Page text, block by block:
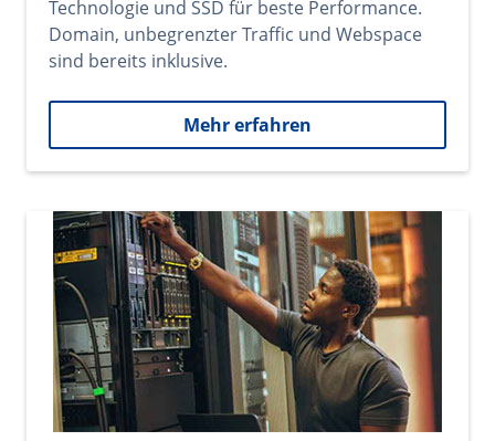
Technologie und SSD für beste Performance.
Domain, unbegrenzter Traffic und Webspace
sind bereits inklusive.
Mehr erfahren